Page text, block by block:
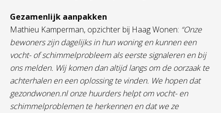
Gezamenlijk aanpakken
Mathieu Kamperman, opzichter bij Haag Wonen: “Onze
bewoners zijn dagelijks in hun woning en kunnen een
vocht- of schimmelprobleem als eerste signaleren en bij
ons melden. Wij komen dan altijd langs om de oorzaak te
achterhalen en een oplossing te vinden. We hopen dat
gezondwonen.nl onze huurders helpt om vocht- en
schimmelproblemen te herkennen en dat we ze